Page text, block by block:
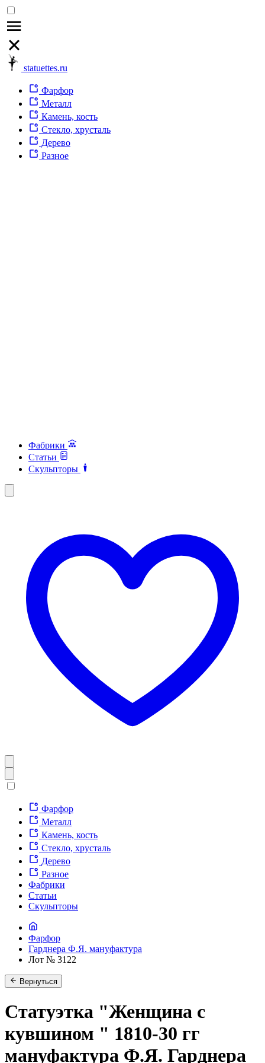
statuettes.ru
Фарфор
Металл
Камень, кость
Стекло, хрусталь
Дерево
Разное
Фабрики
Статьи
Скульпторы
Фарфор
Металл
Камень, кость
Стекло, хрусталь
Дерево
Разное
Фабрики
Статьи
Скульпторы
Фарфор
Гарднера Ф.Я. мануфактура
Лот № 3122
Вернуться
Статуэтка "Женщина с
кувшином " 1810-30 гг
мануфактура Ф.Я. Гарднера